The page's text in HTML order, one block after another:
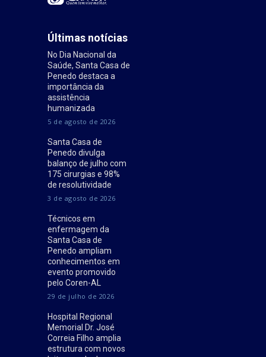
Últimas notícias
No Dia Nacional da
Saúde, Santa Casa de
Penedo destaca a
importância da
assistência
humanizada
5 de agosto de 2026
Santa Casa de
Penedo divulga
balanço de julho com
175 cirurgias e 98%
de resolutividade
3 de agosto de 2026
Técnicos em
enfermagem da
Santa Casa de
Penedo ampliam
conhecimentos em
evento promovido
pelo Coren-AL
29 de julho de 2026
Hospital Regional
Memorial Dr. José
Correia Filho amplia
estrutura com novos